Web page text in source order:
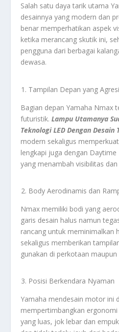
Salah satu daya tarik utama
desainnya yang modern dan
benar memperhatikan aspek
ketika merancang skutik ini,
pengguna dari berbagai
dewasa.
Tampilan Depan yang
Bagian depan Yamaha Nmax
futuristik.Lampu Utamanya
Teknologi LED Dengan Desain
modern sekaligus
lengkapi juga dengan Daytime
yang menambah visibilitas
Body Aerodinamis dan
Nmax memiliki bodi yang
garis desain halus namun
rancang untuk meminimalkan
sekaligus memberikan
gunakan di perkotaan
Posisi Berkendara Nyaman
Yamaha mendesain motor ini
mempertimbangkan
yang luas, jok lebar dan